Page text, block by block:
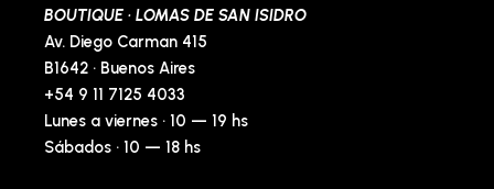
BOUTIQUE · LOMAS DE SAN ISIDRO
Av. Diego Carman 415
B1642 · Buenos Aires
+54 9 11 7125 4033
Lunes a viernes · 10 — 19 hs
Sábados · 10 — 18 hs